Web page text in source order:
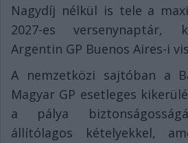
Nagydíj nélkül is tele a
2027-es versenynaptár,
Argentin GP Buenos Aires-i
A nemzetközi sajtóban a
Magyar GP esetleges
a pálya
állítólagos kételyekkel,